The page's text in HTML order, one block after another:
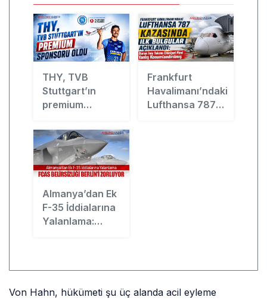
THY, TVB
Stuttgart’ın
premium
Frankfurt
Havalimanı’ndaki
Lufthansa 787
Almanya’dan Ek
F-35 İddialarına
Yalanlama:
Von Hahn, hükümeti şu üç alanda acil eyleme